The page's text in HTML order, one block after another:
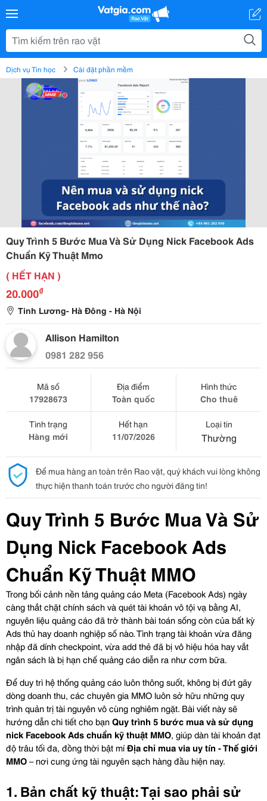
Dịch vụ Tin học Cài đặt phần mềm
Quy Trình 5 Bước Mua Và Sử Dụng Nick Facebook Ads
Chuẩn Kỹ Thuật Mmo
( HẾT HẠN )
20.000₫
Tinh Lương- Hà Đông - Hà Nội
Allison Hamilton
0981 282 956
Mã số
17928673
Địa điểm
Toàn quốc
Hình thức
Cho thuê
Tình trạng
Hàng mới
Hết hạn
11/07/2026
Loại tin
Thường
Để mua hàng an toàn trên Rao vặt, quý khách vui lòng không
thực hiện thanh toán trước cho người đăng tin!
Quy Trình 5 Bước Mua Và Sử
Dụng Nick Facebook Ads
Chuẩn Kỹ Thuật MMO
Trong bối cảnh nền tảng quảng cáo Meta (Facebook Ads) ngày
càng thắt chặt chính sách và quét tài khoản vô tội vạ bằng AI,
nguyên liệu quảng cáo đã trở thành bài toán sống còn của bất kỳ
Ads thủ hay doanh nghiệp số nào. Tình trạng tài khoản vừa đăng
nhập đã dính checkpoint, vừa add thẻ đã bị vô hiệu hóa hay vắt
ngân sách là bị hạn chế quảng cáo diễn ra như cơm bữa.
Để duy trì hệ thống quảng cáo luôn thông suốt, không bị đứt gãy
dòng doanh thu, các chuyên gia MMO luôn sở hữu những quy
trình quản trị tài nguyên vô cùng nghiêm ngặt. Bài viết này sẽ
hướng dẫn chi tiết cho bạn Quy trình 5 bước mua và sử dụng
nick Facebook Ads chuẩn kỹ thuật MMO, giúp dàn tài khoản đạt
độ trâu tối đa, đồng thời bật mí Địa chỉ mua via uy tín - Thế giới
MMO – nơi cung ứng tài nguyên sạch hàng đầu hiện nay.
1. Bản chất kỹ thuật: Tại sao phải sử